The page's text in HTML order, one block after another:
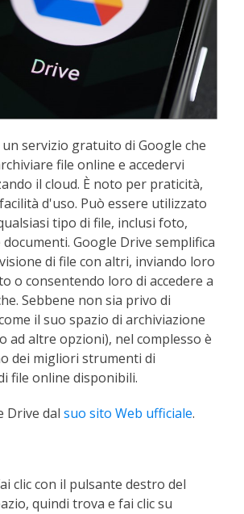
servizio gratuito di Google che
file online e accedervi
il cloud. È noto per praticità,
d'uso. Può essere utilizzato
tipo di file, inclusi foto,
documenti. Google Drive semplifica
di file con altri, inviando loro
o consentendo loro di accedere a
Sebbene non sia privo di
il suo spazio di archiviazione
ad altre opzioni), nel complesso è
dei migliori strumenti di
file online disponibili.
Drive dalsuo sito Web ufficiale.
clic con il pulsante destro del
quindi trova e fai clic su